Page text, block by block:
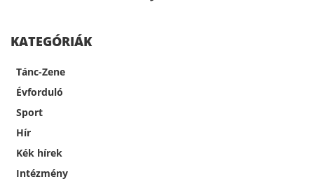
KATEGÓRIÁK
Tánc-Zene
Évforduló
Sport
Hír
Kék hírek
Intézmény